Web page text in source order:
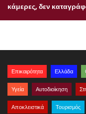
κάμερες, δεν
Επικαιρότητα Ελλάδα
Υγεία Αυτοδιοίκηση
Αποκλειστικά Τουρισμός